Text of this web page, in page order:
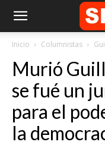
Inicio Columnistas
Murió
se fué un
para el
la